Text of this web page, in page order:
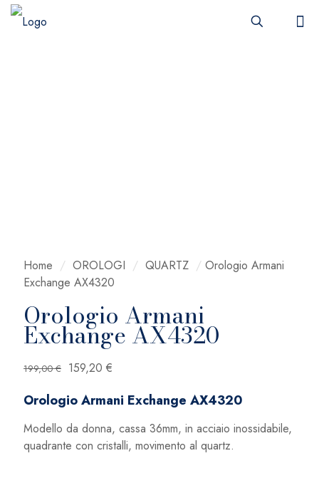
Home / OROLOGI / QUARTZ / Orologio Armani
Exchange AX4320
Orologio Armani
Exchange AX4320
199,00€ Il
originale
199,00 €.
159,20 €
attuale
159,20 €.
Orologio Armani Exchange AX4320
Modello da donna, cassa 36mm, in acciaio inossidabile,
quadrante con cristalli, movimento al quartz.